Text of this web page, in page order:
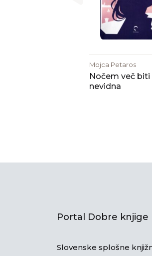
Mojca Petaros
Nočem več biti
nevidna
Portal Dobre knjige
Slovenske splošne